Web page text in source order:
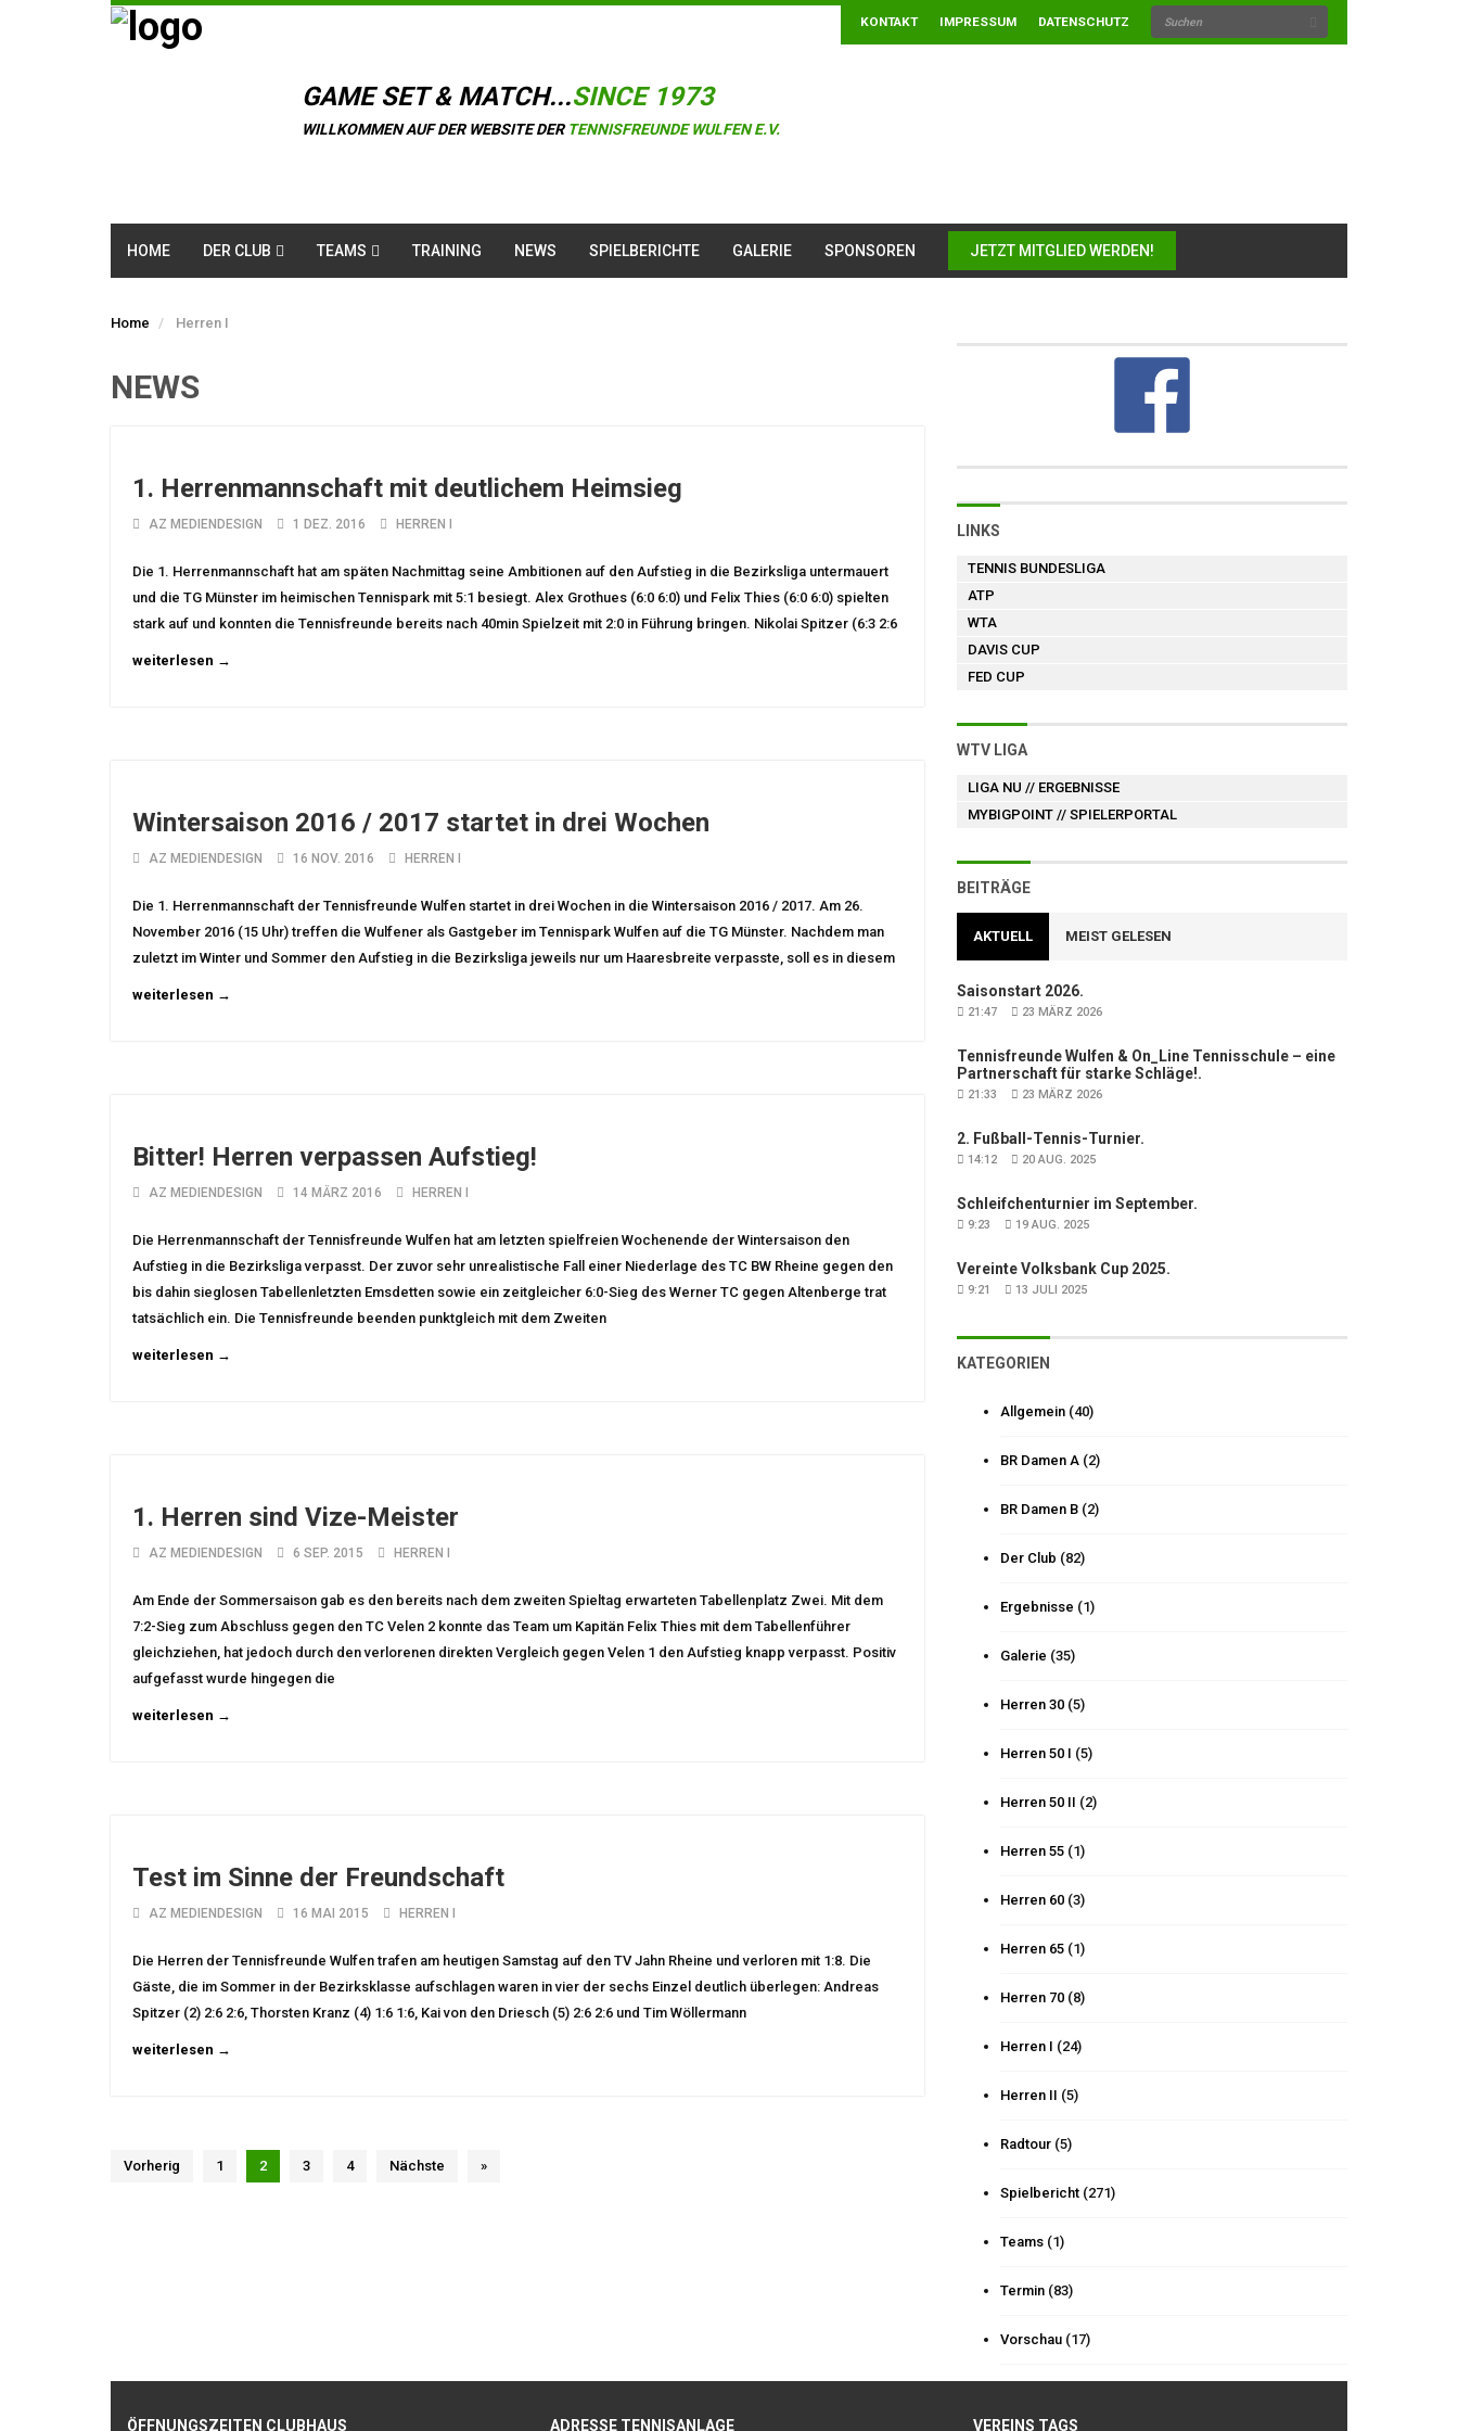
KONTAKT IMPRESSUM DATENSCHUTZ
GAME SET & MATCH...SINCE 1973
WILLKOMMEN AUF DER WEBSITE DER TENNISFREUNDE WULFEN E.V.
HOME DER CLUB TEAMS TRAINING NEWS SPIELBERICHTE GALERIE SPONSOREN JETZT MITGLIED WERDEN!
Home Herren I
NEWS
1. Herrenmannschaft mit deutlichem Heimsieg
AZ MEDIENDESIGN 1 DEZ. 2016 HERREN I
Die 1. Herrenmannschaft hat am späten Nachmittag seine Ambitionen auf den Aufstieg in die Bezirksliga untermauert
und die TG Münster im heimischen Tennispark mit 5:1 besiegt. Alex Grothues (6:0 6:0) und Felix Thies (6:0 6:0) spielten
stark auf und konnten die Tennisfreunde bereits nach 40min Spielzeit mit 2:0 in Führung bringen. Nikolai Spitzer (6:3 2:6
weiterlesen →
Wintersaison 2016 / 2017 startet in drei Wochen
AZ MEDIENDESIGN 16 NOV. 2016 HERREN I
Die 1. Herrenmannschaft der Tennisfreunde Wulfen startet in drei Wochen in die Wintersaison 2016 / 2017. Am 26.
November 2016 (15 Uhr) treffen die Wulfener als Gastgeber im Tennispark Wulfen auf die TG Münster. Nachdem man
zuletzt im Winter und Sommer den Aufstieg in die Bezirksliga jeweils nur um Haaresbreite verpasste, soll es in diesem
weiterlesen →
Bitter! Herren verpassen Aufstieg!
AZ MEDIENDESIGN 14 MÄRZ 2016 HERREN I
Die Herrenmannschaft der Tennisfreunde Wulfen hat am letzten spielfreien Wochenende der Wintersaison den
Aufstieg in die Bezirksliga verpasst. Der zuvor sehr unrealistische Fall einer Niederlage des TC BW Rheine gegen den
bis dahin sieglosen Tabellenletzten Emsdetten sowie ein zeitgleicher 6:0-Sieg des Werner TC gegen Altenberge trat
tatsächlich ein. Die Tennisfreunde beenden punktgleich mit dem Zweiten
weiterlesen →
1. Herren sind Vize-Meister
AZ MEDIENDESIGN 6 SEP. 2015 HERREN I
Am Ende der Sommersaison gab es den bereits nach dem zweiten Spieltag erwarteten Tabellenplatz Zwei. Mit dem
7:2-Sieg zum Abschluss gegen den TC Velen 2 konnte das Team um Kapitän Felix Thies mit dem Tabellenführer
gleichziehen, hat jedoch durch den verlorenen direkten Vergleich gegen Velen 1 den Aufstieg knapp verpasst. Positiv
aufgefasst wurde hingegen die
weiterlesen →
Test im Sinne der Freundschaft
AZ MEDIENDESIGN 16 MAI 2015 HERREN I
Die Herren der Tennisfreunde Wulfen trafen am heutigen Samstag auf den TV Jahn Rheine und verloren mit 1:8. Die
Gäste, die im Sommer in der Bezirksklasse aufschlagen waren in vier der sechs Einzel deutlich überlegen: Andreas
Spitzer (2) 2:6 2:6, Thorsten Kranz (4) 1:6 1:6, Kai von den Driesch (5) 2:6 2:6 und Tim Wöllermann
weiterlesen →
Vorherig 1 2 3 4 Nächste »
LINKS
TENNIS BUNDESLIGA
ATP
WTA
DAVIS CUP
FED CUP
WTV LIGA
LIGA NU // ERGEBNISSE
MYBIGPOINT // SPIELERPORTAL
BEITRÄGE
AKTUELL MEIST GELESEN
Saisonstart 2026.
21:47 23 MÄRZ 2026
Tennisfreunde Wulfen & On_Line Tennisschule – eine
Partnerschaft für starke Schläge!.
21:33 23 MÄRZ 2026
2. Fußball-Tennis-Turnier.
14:12 20 AUG. 2025
Schleifchenturnier im September.
9:23 19 AUG. 2025
Vereinte Volksbank Cup 2025.
9:21 13 JULI 2025
KATEGORIEN
Allgemein (40)
BR Damen A (2)
BR Damen B (2)
Der Club (82)
Ergebnisse (1)
Galerie (35)
Herren 30 (5)
Herren 50 I (5)
Herren 50 II (2)
Herren 55 (1)
Herren 60 (3)
Herren 65 (1)
Herren 70 (8)
Herren I (24)
Herren II (5)
Radtour (5)
Spielbericht (271)
Teams (1)
Termin (83)
Vorschau (17)
ÖFFNUNGSZEITEN CLUBHAUS ADRESSE TENNISANLAGE VEREINS TAGS